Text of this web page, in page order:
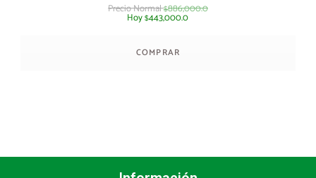
Precio Normal$886,000.0
Hoy$443,000.0
COMPRAR